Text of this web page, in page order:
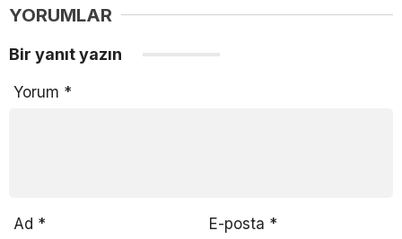
YORUMLAR
Bir yanıt yazın
Yorum *
Ad * E-posta *